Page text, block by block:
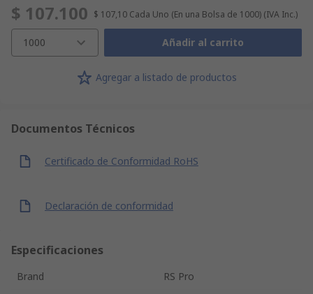
$ 107.100 $ 107,10 Cada Uno (En una Bolsa de 1000) (IVA Inc.)
1000 Añadir al carrito
Agregar a listado de productos
Documentos Técnicos
Certificado de Conformidad RoHS
Declaración de conformidad
Especificaciones
Brand
RS Pro